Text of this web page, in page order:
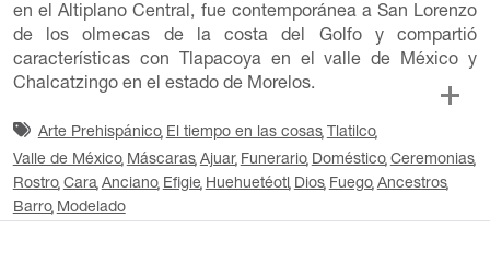
en el Altiplano Central, fue contemporánea a San Lorenzo
de los olmecas de la costa del Golfo y compartió
características con Tlapacoya en el valle de México y
Chalcatzingo en el estado de Morelos.
Arte Prehispánico El tiempo en las cosas
Tlatilco
Valle de México Máscaras Ajuar Funerario Doméstico Ceremonias
Rostro Cara Anciano Efigie Huehuetéotl Dios Fuego Ancestros
Barro Modelado